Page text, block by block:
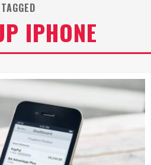
Analiza producției fotovoltaice în România – cât produce un sistem solar pe timp de iarnă?
NVIDIA avertizează: memoria RAM și SSD-urile ar putea deveni și mai scumpe în perioada următoare
GTA VI poate fi precomandat oficial. Rockstar dezvăluie edițiile oficiale și bonusurile pe care le primești
TAGGED
IPHONE